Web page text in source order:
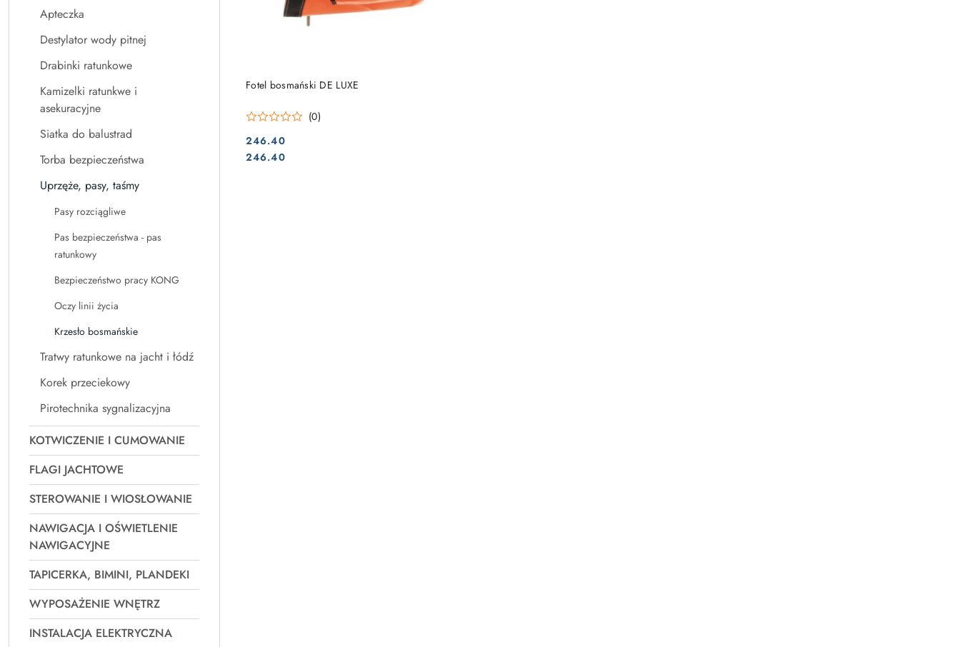
Apteczka
Destylator wody pitnej
Drabinki ratunkowe
Kamizelki ratunkwe i
asekuracyjne
Siatka do balustrad
Torba bezpieczeństwa
Uprzęże, pasy, taśmy
Pasy rozciągliwe
Pas bezpieczeństwa - pas
ratunkowy
Bezpieczeństwo pracy KONG
Oczy linii życia
Krzesło bosmańskie
Tratwy ratunkowe na jacht i łódź
Korek przeciekowy
Pirotechnika sygnalizacyjna
KOTWICZENIE I CUMOWANIE
FLAGI JACHTOWE
STEROWANIE I WIOSŁOWANIE
NAWIGACJA I OŚWIETLENIE
NAWIGACYJNE
TAPICERKA, BIMINI, PLANDEKI
WYPOSAŻENIE WNĘTRZ
INSTALACJA ELEKTRYCZNA
Fotel bosmański DE LUXE
(0)
Cena:
246.40
Cena:
246.40
DO KOSZYKA